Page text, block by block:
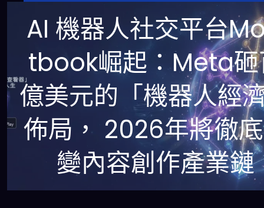
AI 機器人社交平台
tbook崛起：Meta砸
億美元的「機器人經
佈局， 2026年將徹
變內容創作產業鏈